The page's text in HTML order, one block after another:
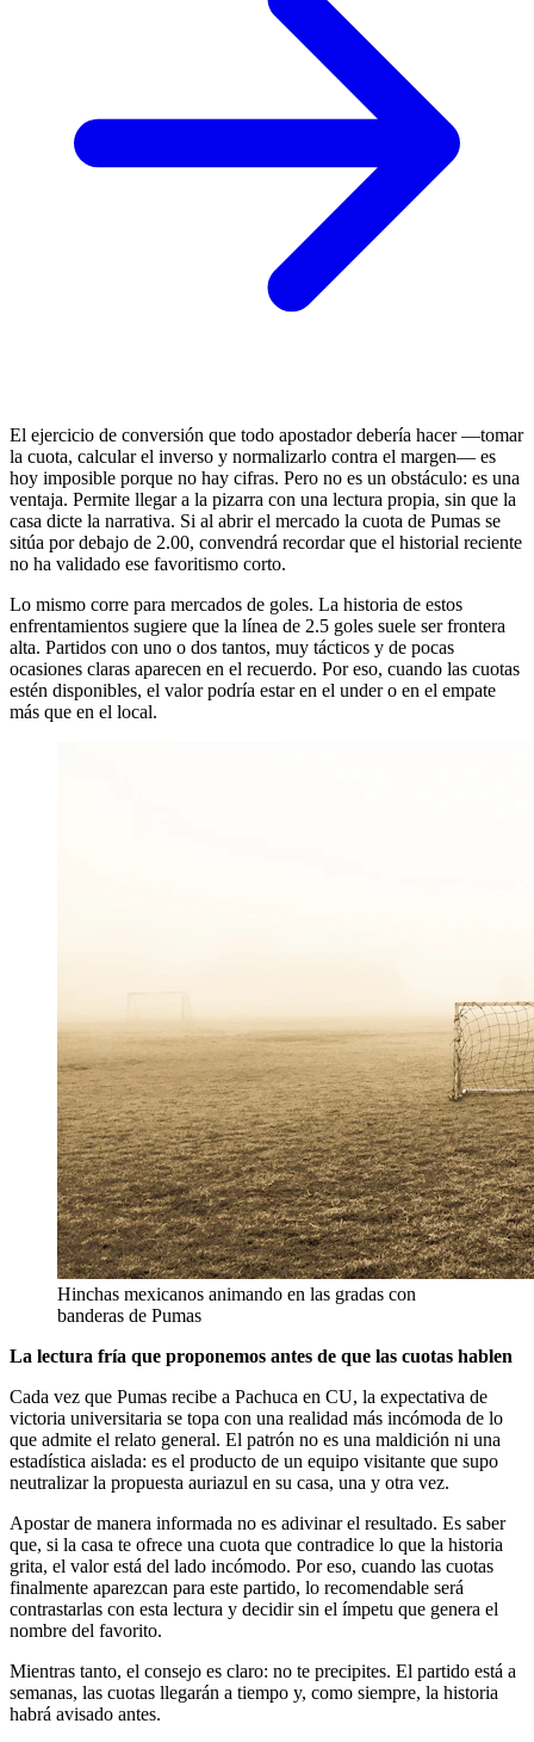
El ejercicio de conversión que todo apostador debería hacer —tomar
la cuota, calcular el inverso y normalizarlo contra el margen— es
hoy imposible porque no hay cifras. Pero no es un obstáculo: es una
ventaja. Permite llegar a la pizarra con una lectura propia, sin que la
casa dicte la narrativa. Si al abrir el mercado la cuota de Pumas se
sitúa por debajo de 2.00, convendrá recordar que el historial reciente
no ha validado ese favoritismo corto.
Lo mismo corre para mercados de goles. La historia de estos
enfrentamientos sugiere que la línea de 2.5 goles suele ser frontera
alta. Partidos con uno o dos tantos, muy tácticos y de pocas
ocasiones claras aparecen en el recuerdo. Por eso, cuando las cuotas
estén disponibles, el valor podría estar en el under o en el empate
más que en el local.
Hinchas mexicanos animando en las gradas con
banderas de Pumas
La lectura fría que proponemos antes de que las cuotas hablen
Cada vez que Pumas recibe a Pachuca en CU, la expectativa de
victoria universitaria se topa con una realidad más incómoda de lo
que admite el relato general. El patrón no es una maldición ni una
estadística aislada: es el producto de un equipo visitante que supo
neutralizar la propuesta auriazul en su casa, una y otra vez.
Apostar de manera informada no es adivinar el resultado. Es saber
que, si la casa te ofrece una cuota que contradice lo que la historia
grita, el valor está del lado incómodo. Por eso, cuando las cuotas
finalmente aparezcan para este partido, lo recomendable será
contrastarlas con esta lectura y decidir sin el ímpetu que genera el
nombre del favorito.
Mientras tanto, el consejo es claro: no te precipites. El partido está a
semanas, las cuotas llegarán a tiempo y, como siempre, la historia
habrá avisado antes.